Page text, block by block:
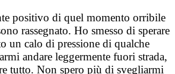
positivo di quel momento orribile
rassegnato. Ho smesso di sperare
un calo di pressione di qualche
andare leggermente fuori strada,
tutto. Non spero più di svegliarmi